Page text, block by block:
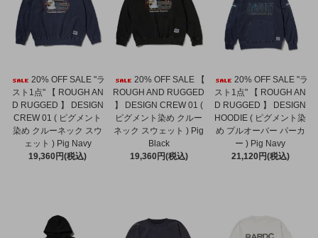
20% OFF SALE "ラ
スト1点" 【 ROUGH AN
D RUGGED 】 DESIGN
CREW 01 ( ピグメント
染め クルーネック スウ
ェット ) Pig Navy
19,360円(税込)
20% OFF SALE 【
ROUGH AND RUGGED
】 DESIGN CREW 01 (
ピグメント染め クルー
ネック スウェット ) Pig
Black
19,360円(税込)
20% OFF SALE "ラ
スト1点" 【 ROUGH AN
D RUGGED 】 DESIGN
HOODIE ( ピグメント染
め プルオーバー パーカ
ー ) Pig Navy
21,120円(税込)